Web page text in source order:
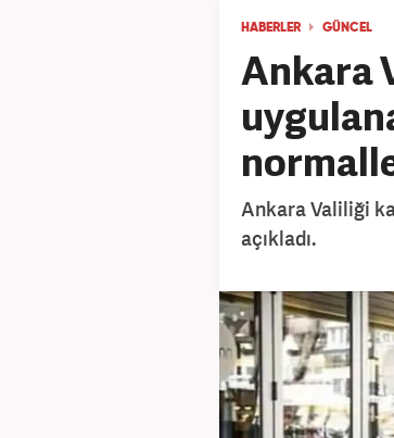
HABERLER GÜNCEL
Ankara
Ankara Valiliği
açıkladı.